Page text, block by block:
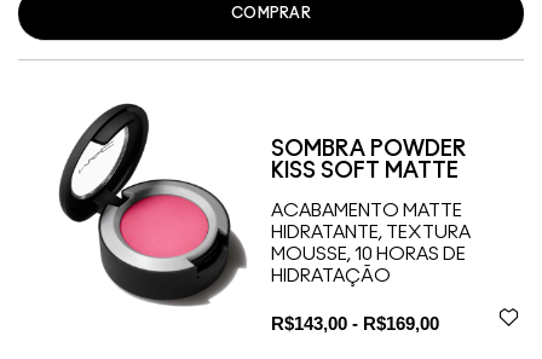
COMPRAR
SOMBRA POWDER
KISS SOFT MATTE
ACABAMENTO MATTE
HIDRATANTE, TEXTURA
MOUSSE, 10 HORAS DE
HIDRATAÇÃO
R$143,00 - R$169,00